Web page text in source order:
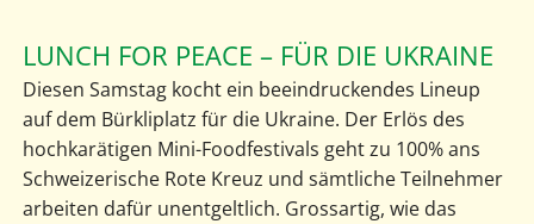
LUNCH FOR PEACE – FÜR DIE UKRAINE
Diesen Samstag kocht ein beeindruckendes Lineup
auf dem Bürkliplatz für die Ukraine. Der Erlös des
hochkarätigen Mini-Foodfestivals geht zu 100% ans
Schweizerische Rote Kreuz und sämtliche Teilnehmer
arbeiten dafür unentgeltlich. Grossartig, wie das